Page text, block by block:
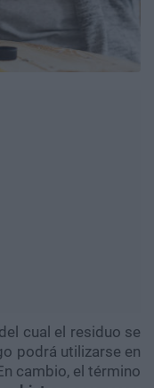
cual el residuo se
podrá utilizarse en
cambio, el término